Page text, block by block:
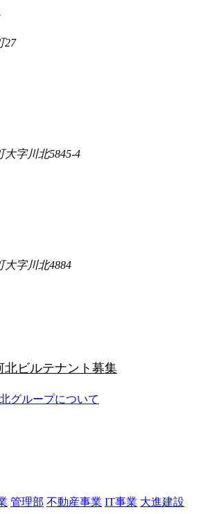
27
大字川北5845-4
大字川北4884
北ビルテナント募集
グループについて
管理部 不動産事業 IT事業 大進建設